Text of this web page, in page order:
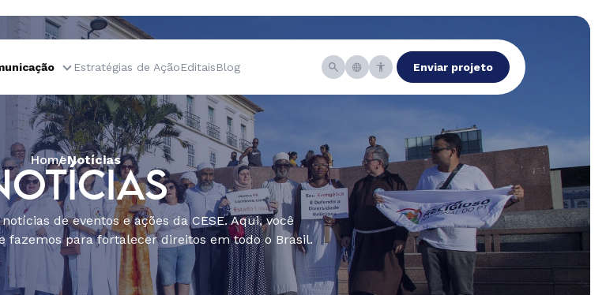
Estratégias de AçãoEditaisBlog Enviar projeto
HomeNotícias
de eventos e ações da CESE. Aqui, você
fazemos para fortalecer direitos em todo o Brasil.